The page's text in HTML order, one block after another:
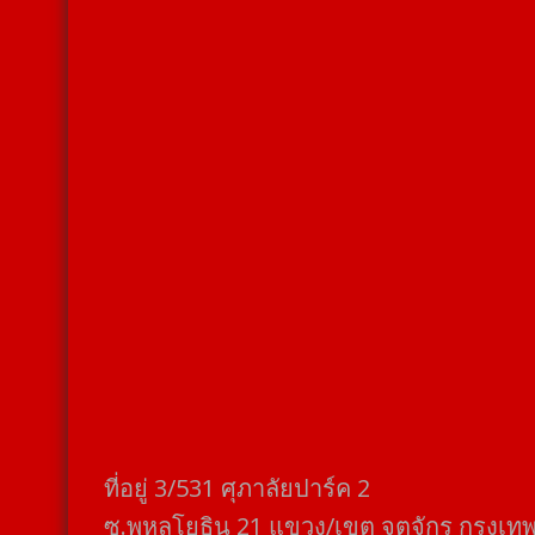
ที่อยู่​ 3/531​ ศุภาลัยปาร์ค​ 2
ซ.พหลโยธิน​ 21​ แขวง/เขต​ จตุจักร​ กรุงเท